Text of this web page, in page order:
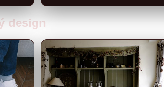
design